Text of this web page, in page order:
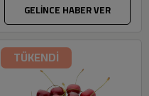
GELİNCE HABER VER
TÜKENDİ